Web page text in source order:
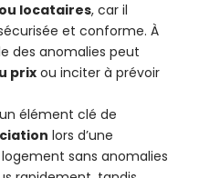
locataires, car il
et conforme. À
des anomalies peut
prix ou inciter à prévoir
élément clé de
lors d’une
sans anomalies